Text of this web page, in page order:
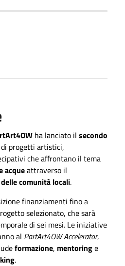
ha lanciato il secondo
progetti artistici,
che affrontano il tema
acqueattraverso il
comunità locali.
finanziamenti fino a
selezionato, che sarà
di sei mesi. Le iniziative
al PartArt4OW Accelerator,
formazione, mentoringe
.